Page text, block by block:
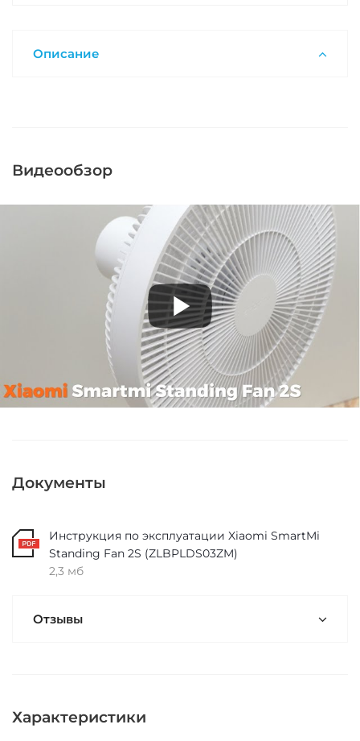
Описание
Видеообзор
Документы
Инструкция по эксплуатации Xiaomi SmartMi
Standing Fan 2S (ZLBPLDS03ZM)
2,3 мб
Отзывы
Характеристики